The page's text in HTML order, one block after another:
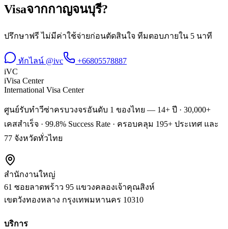
Visaจากกาญจนบุรี?
ปรึกษาฟรี ไม่มีค่าใช้จ่ายก่อนตัดสินใจ ทีมตอบภายใน 5 นาที
ทักไลน์ @ivc
+66805578887
iVC
iVisa Center
International Visa Center
ศูนย์รับทำวีซ่าครบวงจรอันดับ 1 ของไทย — 14+ ปี · 30,000+
เคสสำเร็จ · 99.8% Success Rate · ครอบคลุม 195+ ประเทศ และ
77 จังหวัดทั่วไทย
สำนักงานใหญ่
61 ซอยลาดพร้าว 95 แขวงคลองเจ้าคุณสิงห์
เขตวังทองหลาง กรุงเทพมหานคร 10310
บริการ